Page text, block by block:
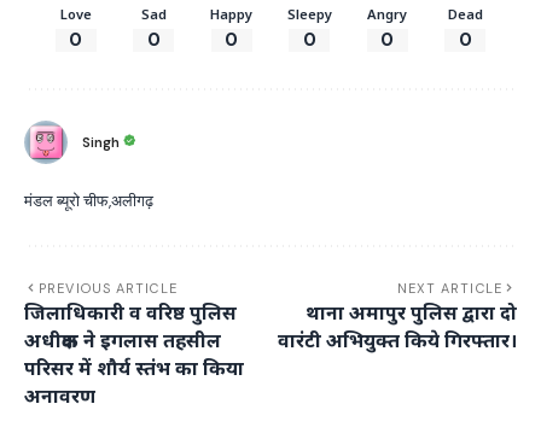
Love
0
Sad
0
Happy
0
Sleepy
0
Angry
0
Dead
0
Singh
मंडल ब्यूरो चीफ,अलीगढ़
PREVIOUS ARTICLE
जिलाधिकारी व वरिष्ठ पुलिस
अधीक्षक ने इगलास तहसील
परिसर में शौर्य स्तंभ का किया
अनावरण
NEXT ARTICLE
थाना अमापुर पुलिस द्वारा दो
वारंटी अभियुक्त किये गिरफ्तार।